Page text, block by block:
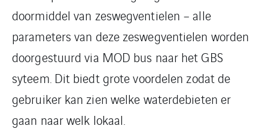
doormiddel van zeswegventielen – alle
parameters van deze zeswegventielen worden
doorgestuurd via MOD bus naar het GBS
syteem. Dit biedt grote voordelen zodat de
gebruiker kan zien welke waterdebieten er
gaan naar welk lokaal.